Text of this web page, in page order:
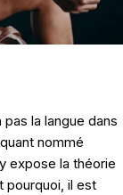
pas la langue dans
nommé
expose la théorie
pourquoi, il est